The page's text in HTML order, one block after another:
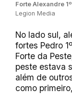
Forte Alexandre 1º
Legion Media
No lado sul,
fortes Pedro
Forte da
peste estava
além de
como